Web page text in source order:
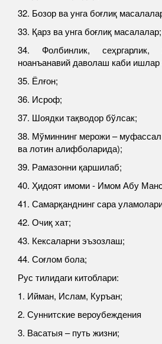
32. Бозор ва унга боғлиқ
33. Қарз ва унга боғлиқ масалалар;
34. Фолбинлик,
ноанъанавий даволаш каби ишлар
35. Ёлғон;
36. Исроф;
37. Шоядки тақводор бўлсак;
38. Мўминнинг мерожи – муфассал
ва лотин алифболарида);
39. Рамазонни қаршилаб;
40. Ҳидоят имоми - Имом Абу
41. Самарқанднинг сара
42. Очиқ хат;
43. Кексаларни эъзозлаш;
44. Соғлом бола;
Рус тилидаги китоблари:
1. Ийман, Ислам, Куръан;
2. Суннитские вероубеждения
3. Васатыя – путь жизни;